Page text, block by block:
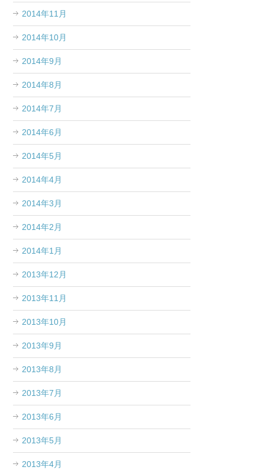
2014年11月
2014年10月
2014年9月
2014年8月
2014年7月
2014年6月
2014年5月
2014年4月
2014年3月
2014年2月
2014年1月
2013年12月
2013年11月
2013年10月
2013年9月
2013年8月
2013年7月
2013年6月
2013年5月
2013年4月